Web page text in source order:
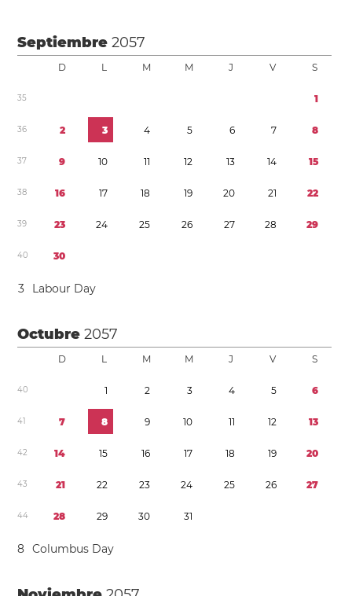
Septiembre2057
D L M M J V S
35 1
36 2 3 4 5 6 7 8
37 9 10 11 12 13 14 15
38 16 17 18 19 20 21 22
39 23 24 25 26 27 28 29
40 30
3 Labour Day
Octubre2057
D L M M J V S
40 1 2 3 4 5 6
41 7 8 9 10 11 12 13
42 14 15 16 17 18 19 20
43 21 22 23 24 25 26 27
44 28 29 30 31
8 Columbus Day